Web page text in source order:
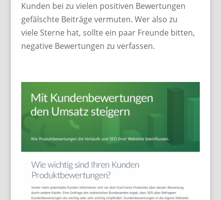
Kunden bei zu vielen positiven Bewertungen
gefälschte Beiträge vermuten. Wer also zu
viele Sterne hat, sollte ein paar Freunde bitten,
negative Bewertungen zu verfassen.